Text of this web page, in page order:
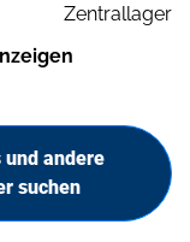
Zentrallager
andere
suchen